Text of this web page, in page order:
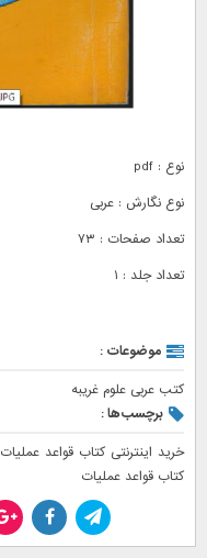
نوع : pdf
نوع نگارش : عربی
تعداد صفحات : ۷۳
تعداد جلد : ۱
موضوعات :
کتب عربی علوم غریبه
برچسب‌ها :
خرید اینترنتی کتاب قواعد عملیات
کتاب قواعد عملیات